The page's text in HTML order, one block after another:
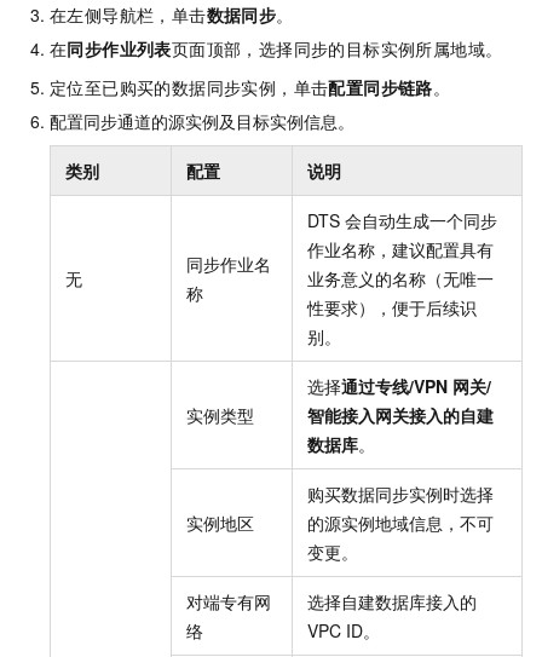
在左侧导航栏，单击数据同步。
在同步作业列表页面顶部，选择同步的目标实例所属地域。
定位至已购买的数据同步实例，单击配置同步链路。
配置同步通道的源实例及目标实例信息。
类别 配置 说明
无
同步作业名
称
DTS 会自动生成一个同步
作业名称，建议配置具有
业务意义的名称（无唯一
性要求），便于后续识
别。
实例类型
选择通过专线/VPN 网关/
智能接入网关接入的自建
数据库。
实例地区
购买数据同步实例时选择
的源实例地域信息，不可
变更。
对端专有网
络
选择自建数据库接入的
VPC ID。